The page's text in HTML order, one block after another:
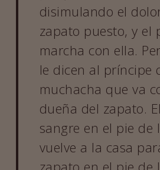
disimulando el
zapato puesto, y el
marcha con ella.
le dicen al príncipe
muchacha que va
dueña del zapato.
sangre en el pie de
vuelve a la casa
zapato en el pie de